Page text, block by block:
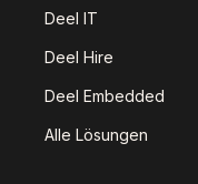
Deel IT
Deel Hire
Deel Embedded
Alle Lösungen